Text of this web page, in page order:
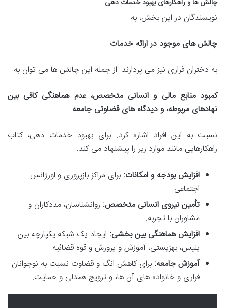
چالش ها و راهکارهای بهبود خدمات دهی
نویسندگان در این بخش، به
چالش های موجود در ارائه خدمات
به دختران فراری نیز می پردازند. از جمله این چالش ها می توان به
کمبود منابع مالی و انسانی متخصص، عدم هماهنگی کافی بین
نهادهای مربوطه، و دیدگاه های قضاوتی جامعه
نسبت به این افراد اشاره کرد. برای بهبود خدمات دهی، کتاب
راهکارهایی مانند موارد زیر را پیشنهاد می کند:
افزایش بودجه و امکانات: برای مراکز بازپروری و اورژانس
اجتماعی.
تأمین نیروی انسانی متخصص: روانشناسان، مددکاران و
مشاوران با تجربه.
افزایش هماهنگی بین بخشی: ایجاد یک شبکه یکپارچه بین
پلیس، بهزیستی، آموزش و پرورش و قوه قضائیه.
آموزش جامعه: برای کاهش انگ و قضاوت نسبت به نوجوانان
فراری و خانواده های آن ها، و ترویج همدلی و حمایت.